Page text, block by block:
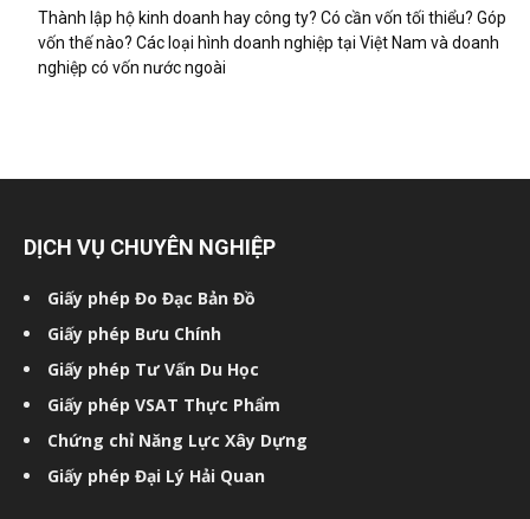
Thành lập hộ kinh doanh hay công ty? Có cần vốn tối thiểu? Góp
vốn thế nào? Các loại hình doanh nghiệp tại Việt Nam và doanh
nghiệp có vốn nước ngoài
DỊCH VỤ CHUYÊN NGHIỆP
Giấy phép Đo Đạc Bản Đồ
Giấy phép Bưu Chính
Giấy phép Tư Vấn Du Học
Giấy phép VSAT Thực Phẩm
Chứng chỉ Năng Lực Xây Dựng
Giấy phép Đại Lý Hải Quan